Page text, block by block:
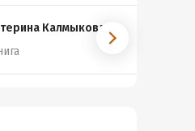
Калмыкова